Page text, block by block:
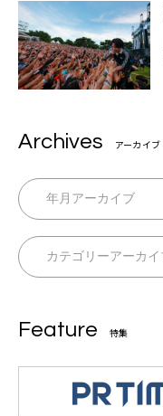
Archives アーカイブ
Feature 特集